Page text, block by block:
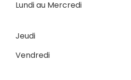
Lundi au Mercredi
Jeudi
Vendredi